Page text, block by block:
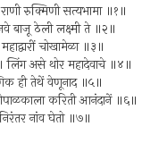
रुक्मिणी सत्यभामा ॥१॥
बाजू ठेली लक्ष्मी ते ॥२॥
चोखामेळा ॥३॥
लिंग असे थोर महादेवाचे ॥४॥
ही तेथें वेणूनाद ॥५॥
करिती आनंदानें ॥६॥
नांव घेतो ॥७॥